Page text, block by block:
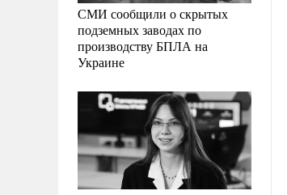
СМИ сообщили о скрытых
подземных заводах по
производству БПЛА на
Украине